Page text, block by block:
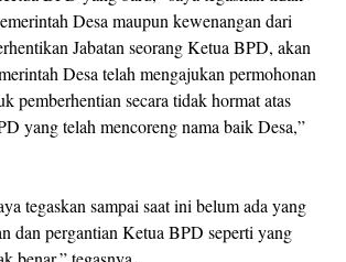
Desa maupun kewenangan dari
Jabatan seorang Ketua BPD, akan
Desa telah mengajukan permohonan
pemberhentian secara tidak hormat atas
yang telah mencoreng nama baik Desa,”
tegaskan sampai saat ini belum ada yang
dan pergantian Ketua BPD seperti yang